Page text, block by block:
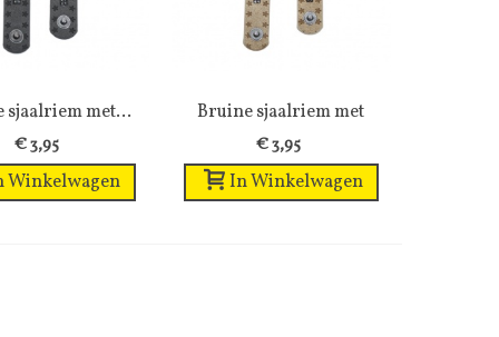
Wenslijst
sjaalriem met...
€ 3,95
Winkelwagen
Wenslijst
Bruine sjaalriem met
bruine...
€ 3,95
In Winkelwagen